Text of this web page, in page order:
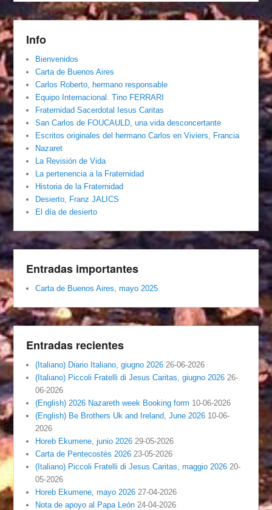
Info
Bienvenidos
Carta de Buenos Aires
Carlos Roberto, hermano responsable
Equipo Internacional. Tino FERRARI
Fraternidad Sacerdotal Iesus Caritas
San Carlos de FOUCAULD, una vida desconcertante
Escritos originales del hermano Carlos en Viviers, Francia
Nazaret
La Revisión de Vida
La pertenencia a la Fraternidad
Historia de la Fraternidad
Desierto, Franz JALICS
El día de desierto
Entradas importantes
Carta de Buenos Aires, mayo 2025
Entradas recientes
(Italiano) Diario Italiano, giugno 2026 26-06-2026
(Italiano) Piccoli Fratelli di Jesus Caritas, giugno 2026 26-
06-2026
(English) 2026 Nazareth week Booking form 10-06-2026
(English) Be Brothers Uk and Ireland, June 2026 10-06-
2026
Horeb Ekumene, junio 2026 29-05-2026
Carta de Pentecostés 2026 23-05-2026
(Italiano) Piccoli Fratelli di Jesus Caritas, maggio 2026 20-
05-2026
Horeb Ekumene, mayo 2026 27-04-2026
Nota de apoyo al Papa León 24-04-2026